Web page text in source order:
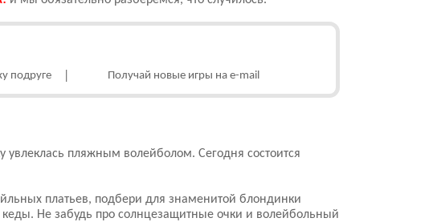
подруге Получай новые игры на e-mail
пляжным волейболом. Сегодня состоится
платьев, подбери для знаменитой блондинки
Не забудь про солнцезащитные очки и волейбольный